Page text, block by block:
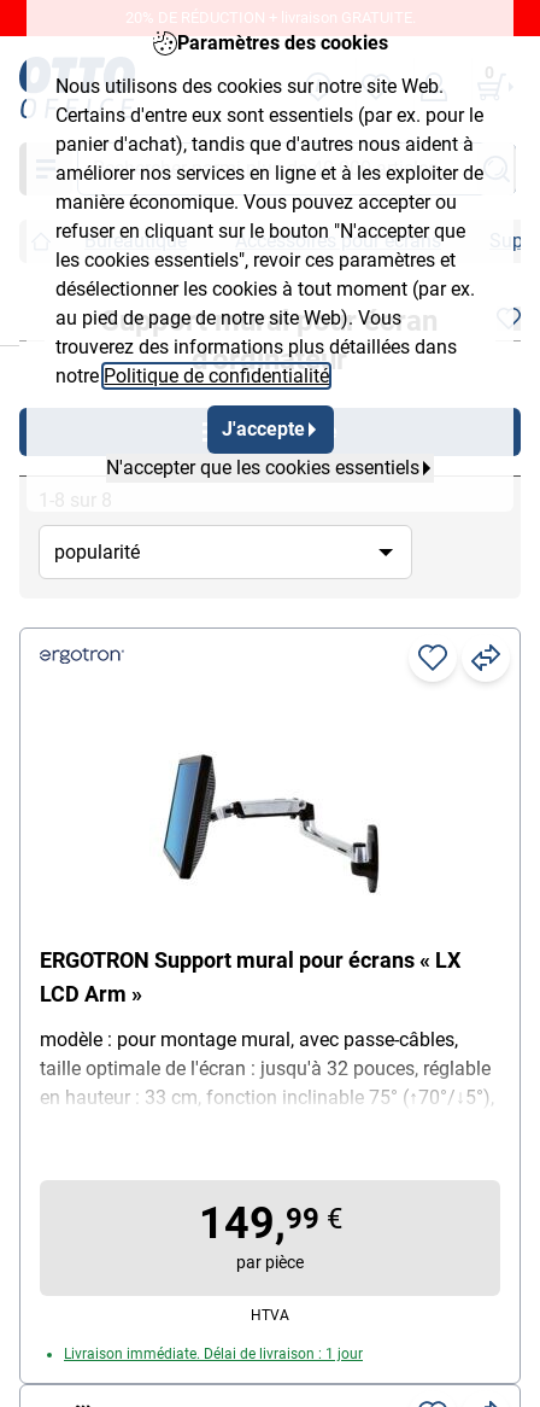
Paramètres des cookies
Nous utilisons des cookies sur notre site Web.
Certains d'entre eux sont essentiels (par ex. pour le
panier d'achat), tandis que d'autres nous aident à
améliorer nos services en ligne et à les exploiter de
manière économique. Vous pouvez accepter ou
refuser en cliquant sur le bouton "N'accepter que
les cookies essentiels", revoir ces paramètres et
désélectionner les cookies à tout moment (par ex.
au pied de page de notre site Web). Vous
trouverez des informations plus détaillées dans
notre Politique de confidentialité.
J'accepte
N'accepter que les cookies essentiels
20% DE RÉDUCTION + livraison GRATUITE.
0
Chercher
Bureautique Accessoires pour écrans
Support mural pour écran
d'ordinateur
Afficher filtre
1-8 sur 8
ERGOTRON Support mural pour écrans « LX
LCD Arm »
modèle : pour montage mural, avec passe-câbles,
taille optimale de l'écran : jusqu'à 32 pouces, réglable
en hauteur : 33 cm, fonction inclinable 75° (↑70°/↓5°),
livraison : bras, rallonge et support mural
149,99 €
par pièce
HTVA
Livraison immédiate. Délai de livraison : 1 jour